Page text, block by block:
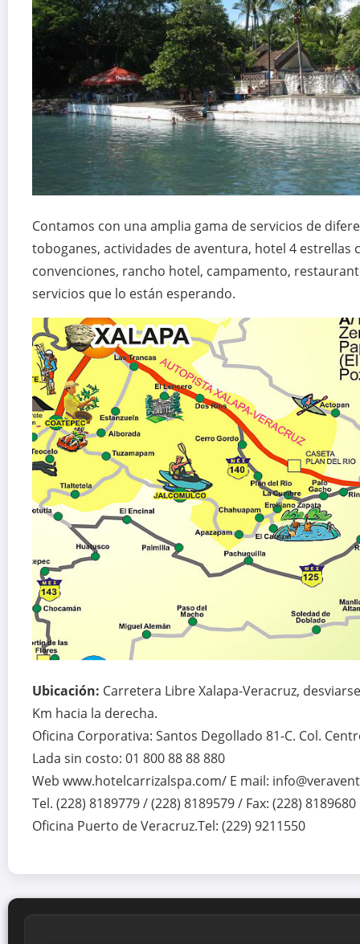
Contamos con una amplia gama de servicios de
toboganes, actividades de aventura, hotel 4 estrellas
convenciones, rancho hotel, campamento,
servicios que lo están esperando.
Ubicación: Carretera Libre Xalapa-Veracruz,
Km hacia la derecha.
Oficina Corporativa: Santos Degollado 81-C. Col.
Lada sin costo: 01 800 88 88 880
Web www.hotelcarrizalspa.com/ E mail:
Tel. (228) 8189779 / (228) 8189579 / Fax: (228) 8189680
Oficina Puerto de Veracruz.Tel: (229) 9211550